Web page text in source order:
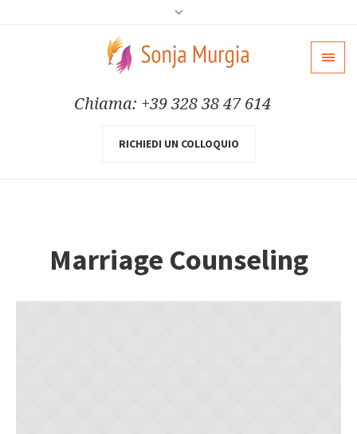
Chiama: +39 328 38 47 614
RICHIEDI UN COLLOQUIO
Marriage Counseling